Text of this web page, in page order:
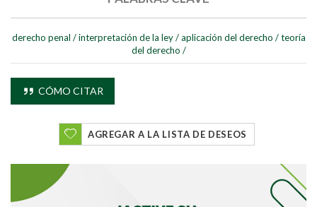
Buscar
derecho penal / interpretación de la ley / aplicación del derecho / teoría
del derecho /
CÓMO CITAR
AGREGAR A LA LISTA DE DESEOS